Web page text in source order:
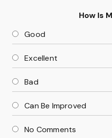
How Is
Good
Excellent
Bad
Can Be Improved
No Comments